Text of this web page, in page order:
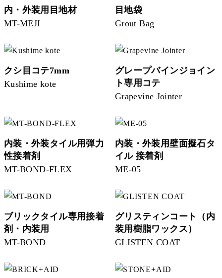
内・外装用目地材
MT-MEJI
目地袋
Grout Bag
クシ目コテ7mm
Kushime kote
グレープバインジョイン
ト専用コテ
Grapevine Jointer
内装・外装タイル用弾力
性接着剤
MT-BOND-FLEX
内装・外装用壁面擬石タ
イル 接着剤
ME-05
ブリックタイル専用接着
剤・内装用
MT-BOND
グリスティンコート（内
装用樹脂ワックス）
GLISTEN COAT